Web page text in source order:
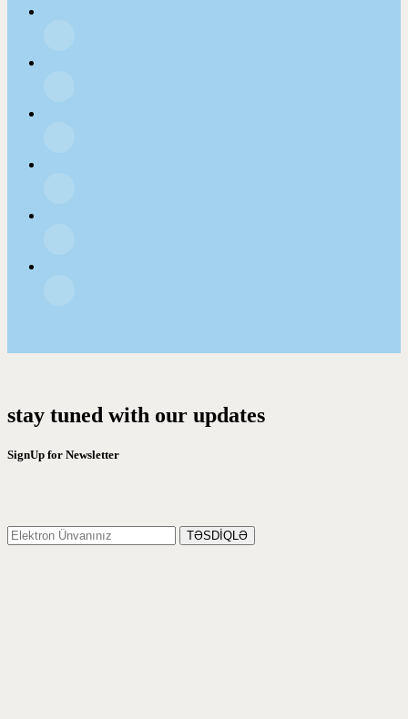
stay tuned with our updates
SignUp for Newsletter